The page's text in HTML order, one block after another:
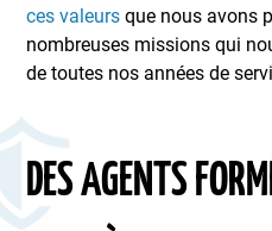
ces valeurs que nous avons
nombreuses missions qui
de toutes nos années de
DES AGENTS